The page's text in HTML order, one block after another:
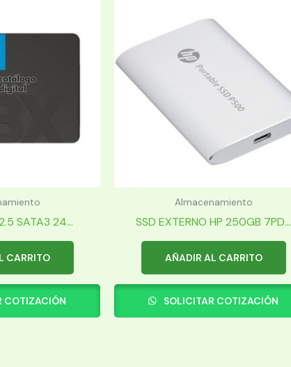
SATA3 24...
CARRITO
COTIZACIÓN
Almacenamiento
SSD EXTERNO HP 250GB 7PD...
AÑADIR AL CARRITO
SOLICITAR COTIZACIÓN